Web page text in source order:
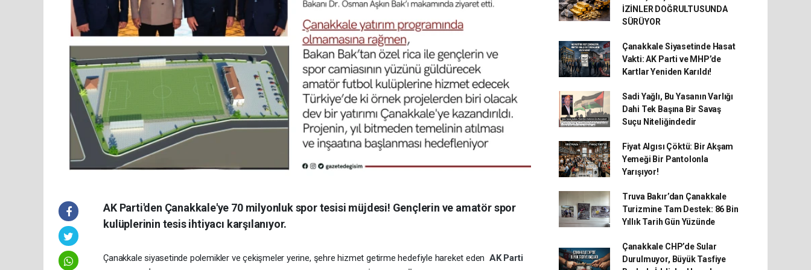
AK Parti'den Çanakkale'ye 70 milyonluk spor tesisi müjdesi! Gençlerin ve amatör spor
kulüplerinin tesis ihtiyacı karşılanıyor.
Çanakkale siyasetinde polemikler ve çekişmeler yerine, şehre hizmet getirme hedefiyle hareket eden AK Parti
İZİNLER DOĞRULTUSUNDA
SÜRÜYOR
Çanakkale Siyasetinde Hasat
Vakti: AK Parti ve MHP’de
Kartlar Yeniden Karıldı!
Sadi Yağlı, Bu Yasanın Varlığı
Dahi Tek Başına Bir Savaş
Suçu Niteliğindedir
Fiyat Algısı Çöktü: Bir Akşam
Yemeği Bir Pantolonla
Yarışıyor!
Truva Bakır’dan Çanakkale
Turizmine Tam Destek: 86 Bin
Yıllık Tarih Gün Yüzünde
Çanakkale CHP’de Sular
Durulmuyor, Büyük Tasfiye